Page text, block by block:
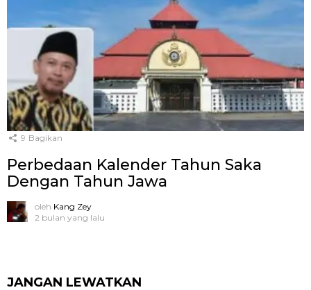
9 Bagikan
Perbedaan Kalender Tahun Saka
Dengan Tahun Jawa
oleh Kang Zey
2 bulan yang lalu
JANGAN LEWATKAN